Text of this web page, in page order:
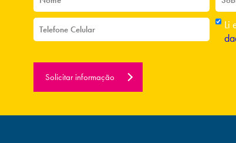
Li
Solicitar informação